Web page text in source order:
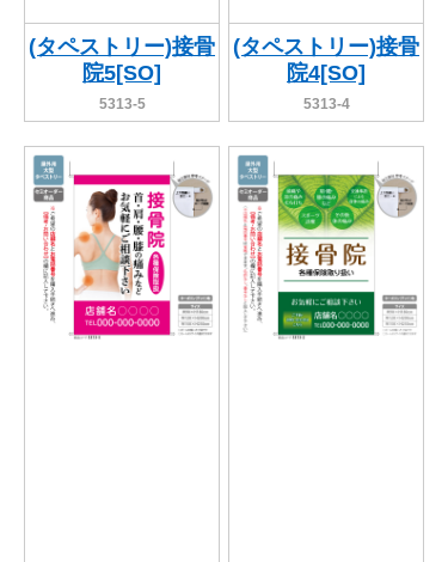
(タペストリー)接骨
院5[SO]
5313-5
(タペストリー)接骨
院4[SO]
5313-4